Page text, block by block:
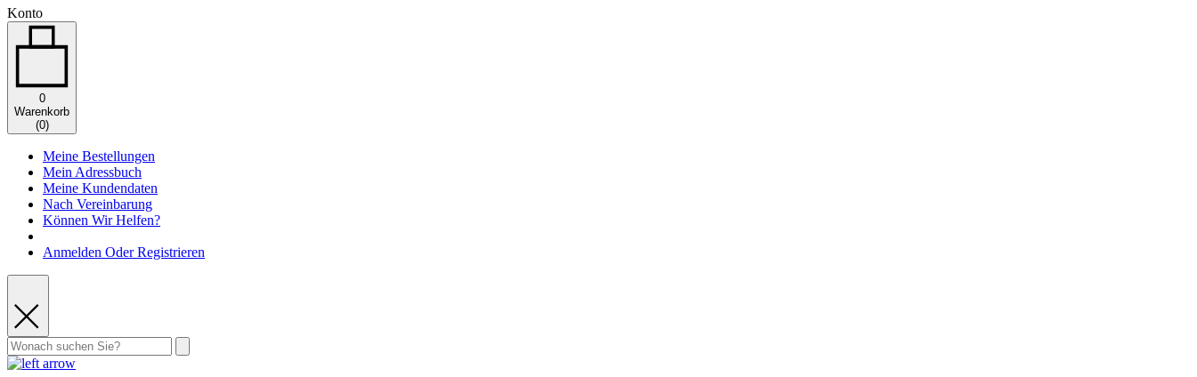
Konto
0
Warenkorb
(0)
Meine Bestellungen
Mein Adressbuch
Meine Kundendaten
Nach Vereinbarung
Können Wir Helfen?
Anmelden Oder Registrieren